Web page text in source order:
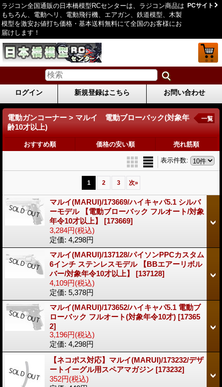
ラジコン全国通販の日本橋模型RCセンターは、ラジコン商品は
もちろん、電動ヘリ、電動飛行機、エアガン、鉄道模型、木製
模型を激安お値打ち価格・基本送料無料にて全国のお客様にお
届けします！
PCサイト
ログイン 新規登録はこちら お問い合わせ
電動ガンコーナー > マルイ 電動ブローバック(対象年
齢10才以上)
一覧
おすすめ順 価格の安い順 売れ筋順
表示件数:
1 2 3 次»
マルイ(MARUI)/173669/ハイキャパ5.1 シルバ
ーモデル 【電動ブローバック フルオート/対象
年令10才以上】 [173669]
3,284円(税込)
定価: 4,298円
マルイ(MARUI)/137128/パイソンPPCカスタム
6インチ ステンレスモデル 【BBエアーリボル
バー/対象年令10才以上】 [137128]
4,109円(税込)
定価: 5,378円
マルイ(MARUI)/173652/ハイキャパ5.1 電動ブ
ローバック フルオート(対象年令10才) [17365
2]
3,196円(税込)
定価: 4,298円
【ネコポス対応】マルイ(MARUI)/173232/デザ
ートイーグル用スペアマガジン [173232]
352円(税込)